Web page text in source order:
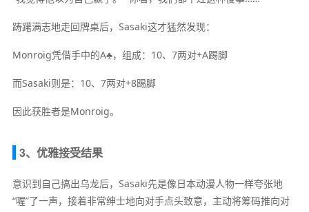
踌躇满志地走回牌桌后，Sasaki这才猛然发现：
Monroig凭借手中的A♣，组成：10、7两对+A踢脚
而Sasaki则是：10、7两对+8踢脚
因此获胜者是Monroig。
3、优雅接受结果
意识到自己搞出乌龙后，Sasaki先是像日本动漫人物一样夸张地
“喔”了一声，接着非常绅士地向对手点头致意，主动将筹码推向对